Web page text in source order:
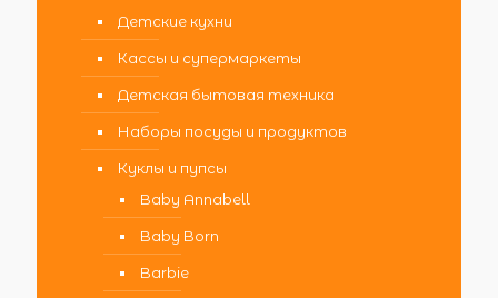
Детские кухни
Кассы и супермаркеты
Детская бытовая техника
Наборы посуды и продуктов
Куклы и пупсы
Baby Annabell
Baby Born
Barbie